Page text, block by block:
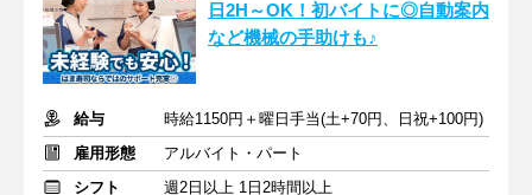
日2H～OK！初バイトに◎自動案内
など機械の手助けも♪
給与
時給1150円＋曜日手当(土+70円、日祝+100円)
雇用形態
アルバイト・パート
シフト
週2日以上 1日2時間以上